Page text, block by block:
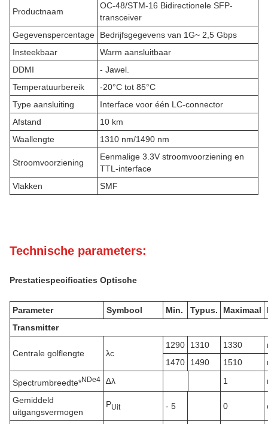
Productnaam
OC-48/STM-16 Bidirectionele SFP-
transceiver
Gegevenspercentage
Bedrijfsgegevens van 1G~ 2,5 Gbps
Insteekbaar
Warm aansluitbaar
DDMI
- Jawel.
Temperatuurbereik
-20°C tot 85°C
Type aansluiting
Interface voor één LC-connector
Afstand
10 km
Waallengte
1310 nm/1490 nm
Stroomvoorziening
Eenmalige 3.3V stroomvoorziening en
TTL-interface
Vlakken
SMF
Technische parameters:
Prestatiespecificaties Optische
Parameter Symbool Min. Typus. Maximaal
Transmitter
Centrale golflengte λc
1290 1310 1330
1470
1490 1510
Spectrumbreedte*NDe4 ∆λ 1
Gemiddeld
uitgangsvermogen
PUit - 5 0